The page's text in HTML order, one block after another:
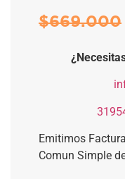
$669.000
Emitimos
Comun Simple